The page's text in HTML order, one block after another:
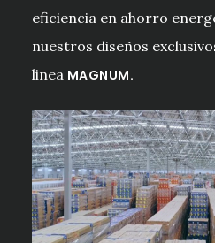
eficiencia en ahorro
nuestros diseños
linea MAGNUM.